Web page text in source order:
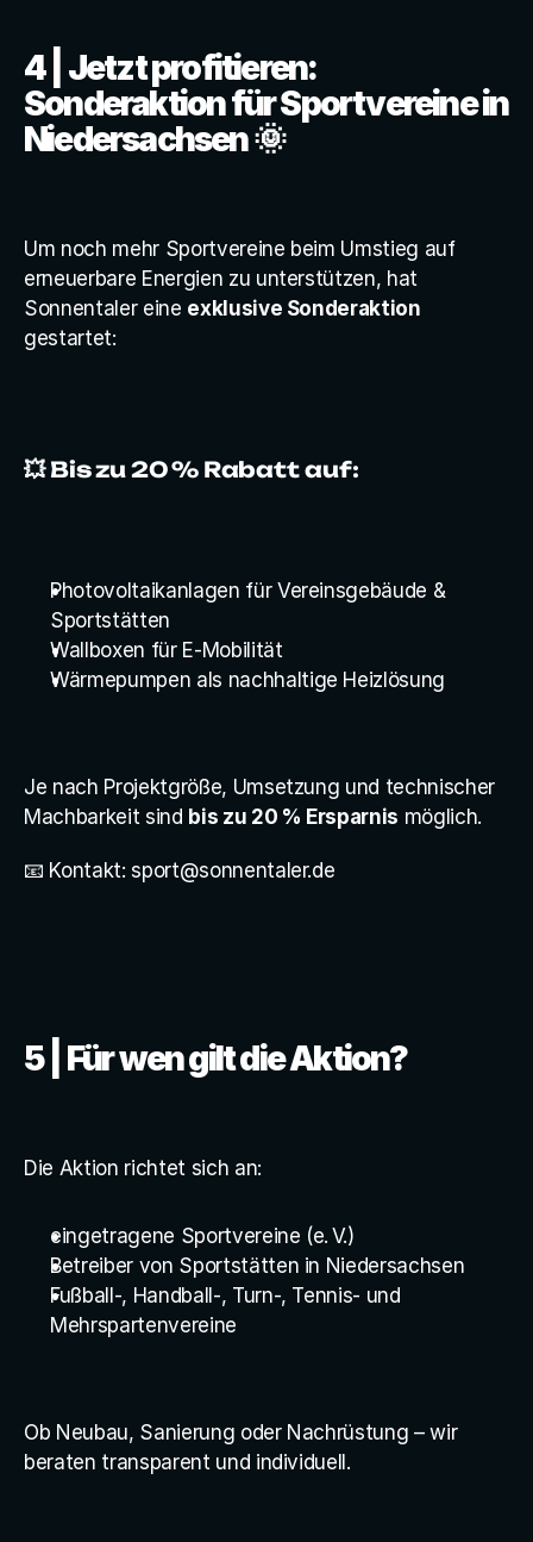
4 | Jetzt profitieren:
Sonderaktion für Sportvereine in
Niedersachsen 🌞
Um noch mehr Sportvereine beim Umstieg auf
erneuerbare Energien zu unterstützen, hat
Sonnentaler eine exklusive Sonderaktion
gestartet:
💥 Bis zu 20 % Rabatt auf:
Photovoltaikanlagen für Vereinsgebäude &
Sportstätten
Wallboxen für E-Mobilität
Wärmepumpen als nachhaltige Heizlösung
Je nach Projektgröße, Umsetzung und technischer
Machbarkeit sind bis zu 20 % Ersparnis möglich.
📧 Kontakt: sport@sonnentaler.de
5 | Für wen gilt die Aktion?
Die Aktion richtet sich an:
eingetragene Sportvereine (e. V.)
Betreiber von Sportstätten in Niedersachsen
Fußball-, Handball-, Turn-, Tennis- und
Mehrspartenvereine
Ob Neubau, Sanierung oder Nachrüstung – wir
beraten transparent und individuell.